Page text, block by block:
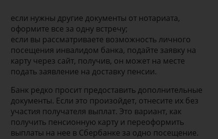
если нужны другие документы от нотариата,
оформите все за одну встречу;
если вы рассматриваете возможность личного
посещения инвалидом банка, подайте заявку на
карту через сайт, получив, он может на месте
подать заявление на доставку пенсии.
Банк редко просит предоставить дополнительные
документы. Если это произойдет, отнесите их без
участия получателя выплат. Это вариант, как
получить пенсионную карту и переоформить
выплаты на нее в Сбербанке за одно посещение.